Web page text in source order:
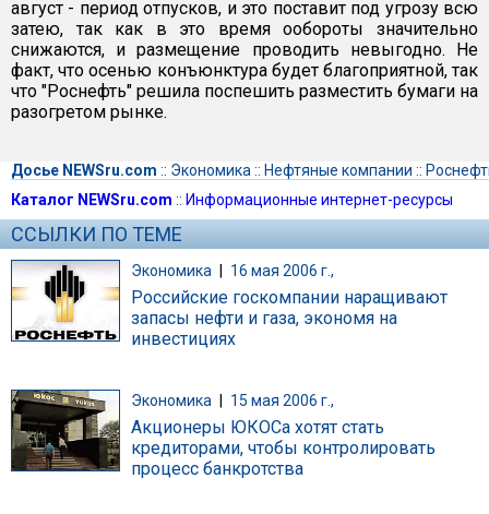
август - период отпусков, и это поставит под угрозу всю
затею, так как в это время ообороты значительно
снижаются, и размещение проводить невыгодно. Не
факт, что осенью конъюнктура будет благоприятной, так
что "Роснефть" решила поспешить разместить бумаги на
разогретом рынке.
Досье NEWSru.com :: Экономика :: Нефтяные компании ::
Каталог NEWSru.com :: Информационные интернет-ресурсы
ССЫЛКИ ПО ТЕМЕ
Экономика | 16 мая 2006 г.,
Российские госкомпании наращивают
запасы нефти и газа, экономя на
инвестициях
Экономика 15 мая 2006 г.,
Акционеры ЮКОСа хотят стать
кредиторами, чтобы контролировать
процесс банкротства